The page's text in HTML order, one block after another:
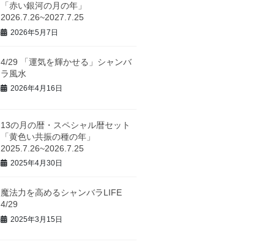
「赤い銀河の月の年」
2026.7.26~2027.7.25
2026年5月7日
4/29 「運気を輝かせる」シャンバ
ラ風水
2026年4月16日
13の月の暦・スペシャル暦セット
「黄色い共振の種の年」
2025.7.26~2026.7.25
2025年4月30日
魔法力を高めるシャンバラLIFE
4/29
2025年3月15日